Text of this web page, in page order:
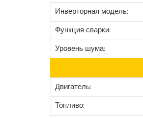
Инверторная модель:
Функция сварки:
Уровень шума:
Двигатель:
Топливо: